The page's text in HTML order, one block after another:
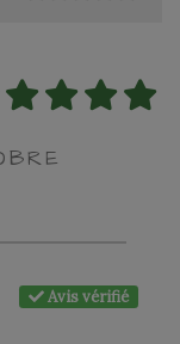
Avis vérifié